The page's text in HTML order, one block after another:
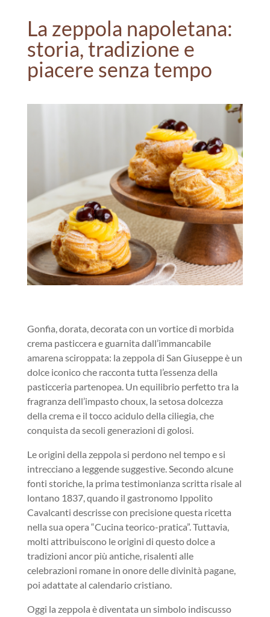
La zeppola napoletana:
storia, tradizione e
piacere senza tempo
Gonfia, dorata, decorata con un vortice di morbida
crema pasticcera e guarnita dall’immancabile
amarena sciroppata: la zeppola di San Giuseppe è un
dolce iconico che racconta tutta l’essenza della
pasticceria partenopea. Un equilibrio perfetto tra la
fragranza dell’impasto choux, la setosa dolcezza
della crema e il tocco acidulo della ciliegia, che
conquista da secoli generazioni di golosi.
Le origini della zeppola si perdono nel tempo e si
intrecciano a leggende suggestive. Secondo alcune
fonti storiche, la prima testimonianza scritta risale al
lontano 1837, quando il gastronomo Ippolito
Cavalcanti descrisse con precisione questa ricetta
nella sua opera “Cucina teorico-pratica”. Tuttavia,
molti attribuiscono le origini di questo dolce a
tradizioni ancor più antiche, risalenti alle
celebrazioni romane in onore delle divinità pagane,
poi adattate al calendario cristiano.
Oggi la zeppola è diventata un simbolo indiscusso